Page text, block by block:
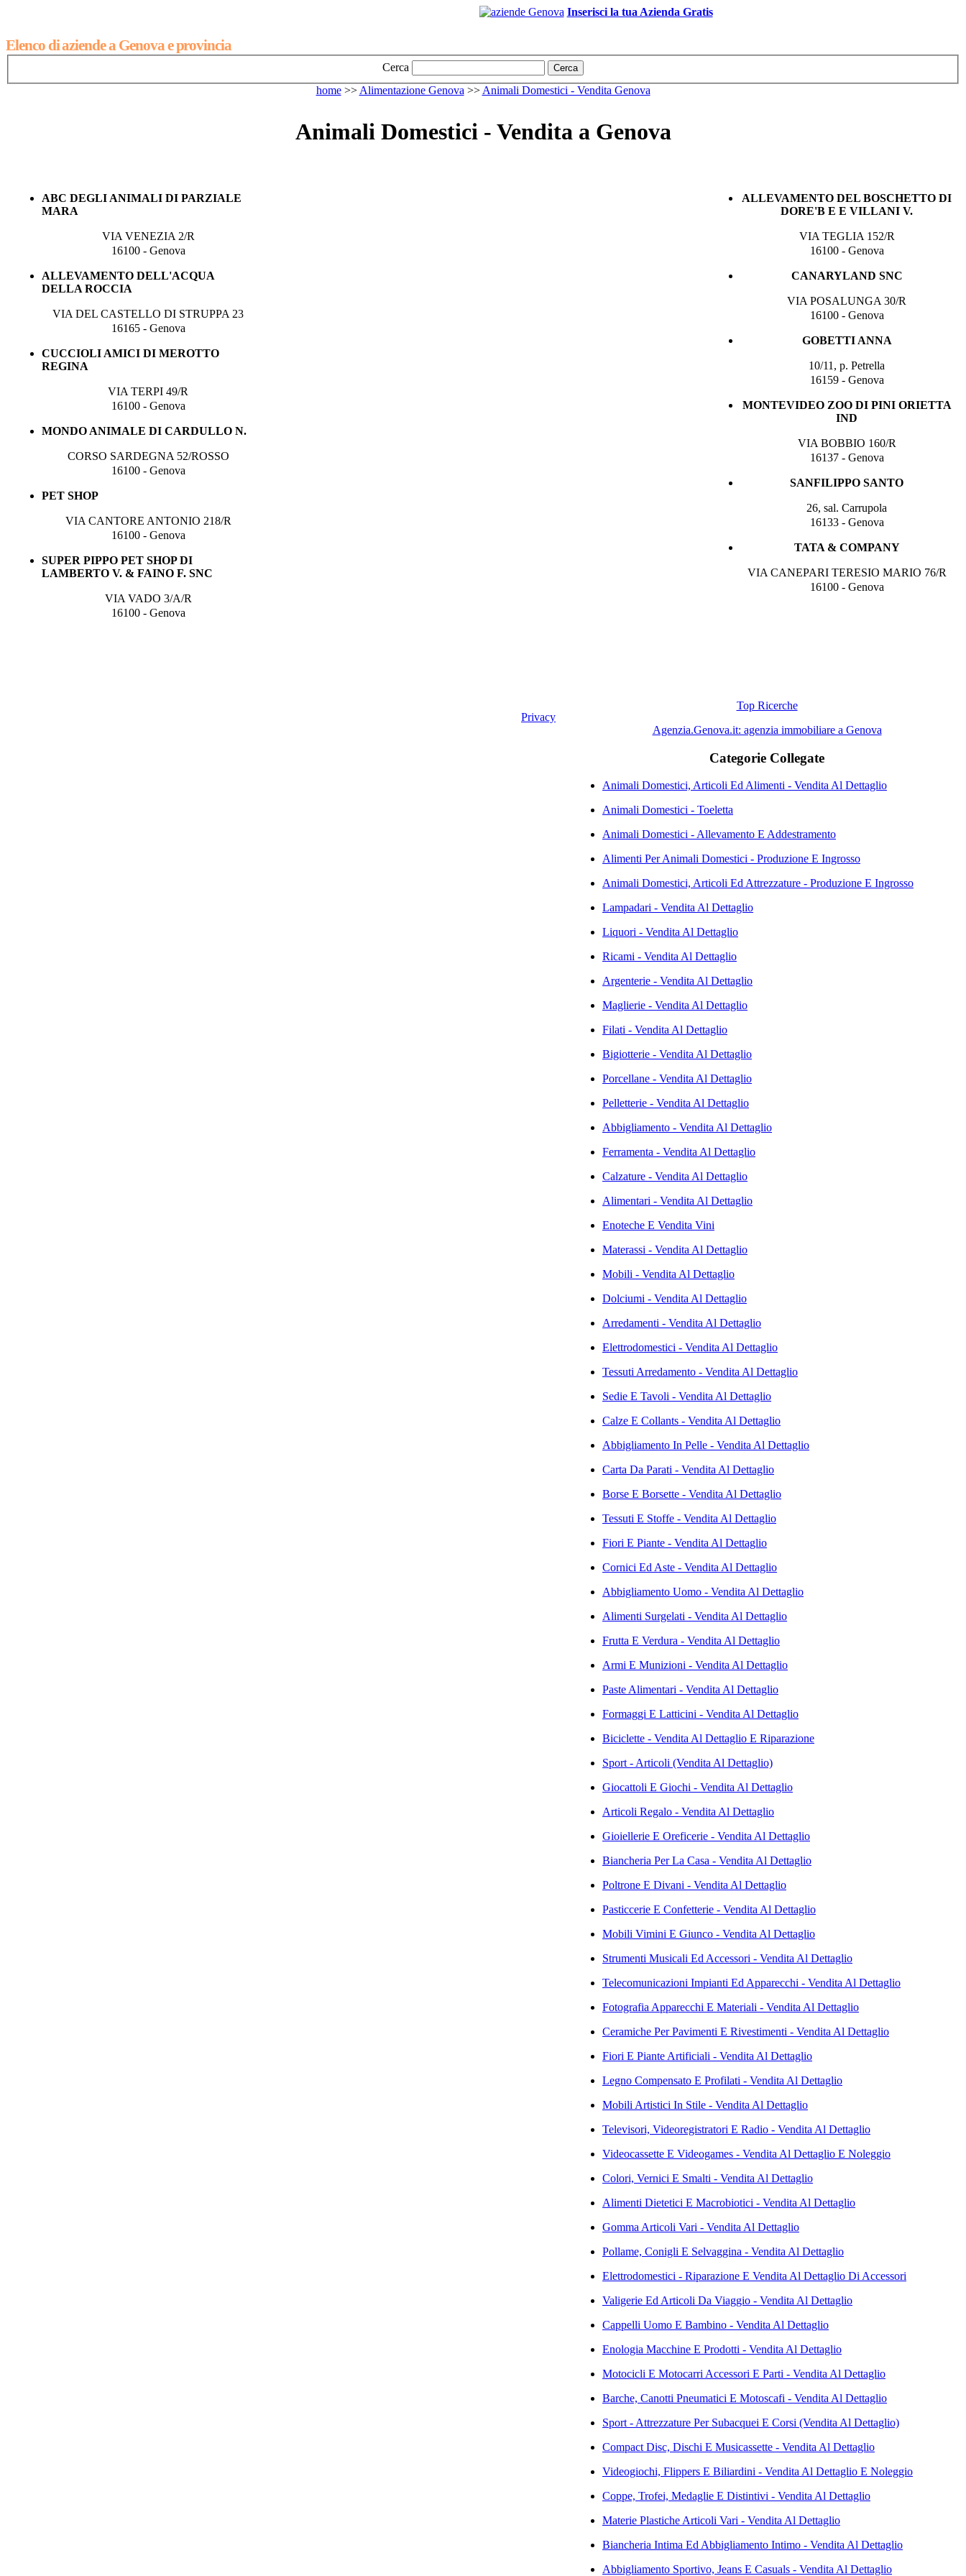
Elenco di aziende a Genova e provincia
Inserisci la tua Azienda Gratis
Cerca Cerca
home>> Alimentazione Genova >> Animali Domestici - Vendita Genova
Animali Domestici - Vendita a Genova
ABC DEGLI ANIMALI DI PARZIALE
MARA
VIA VENEZIA 2/R
16100 - Genova
ALLEVAMENTO DELL'ACQUA
DELLA ROCCIA
VIA DEL CASTELLO DI STRUPPA 23
16165 - Genova
CUCCIOLI AMICI DI MEROTTO
REGINA
VIA TERPI 49/R
16100 - Genova
MONDO ANIMALE DI CARDULLO N.
CORSO SARDEGNA 52/ROSSO
16100 - Genova
PET SHOP
VIA CANTORE ANTONIO 218/R
16100 - Genova
SUPER PIPPO PET SHOP DI
LAMBERTO V. & FAINO F. SNC
VIA VADO 3/A/R
16100 - Genova
ALLEVAMENTO DEL BOSCHETTO DI
DORE'B E E VILLANI V.
VIA TEGLIA 152/R
16100 - Genova
CANARYLAND SNC
VIA POSALUNGA 30/R
16100 - Genova
GOBETTI ANNA
10/11, p. Petrella
16159 - Genova
MONTEVIDEO ZOO DI PINI ORIETTA
IND
VIA BOBBIO 160/R
16137 - Genova
SANFILIPPO SANTO
26, sal. Carrupola
16133 - Genova
TATA & COMPANY
VIA CANEPARI TERESIO MARIO 76/R
16100 - Genova
Top Ricerche
Agenzia.Genova.it: agenzia immobiliare a Genova
Categorie Collegate
Animali Domestici, Articoli Ed Alimenti - Vendita Al Dettaglio
Animali Domestici - Toeletta
Animali Domestici - Allevamento E Addestramento
Alimenti Per Animali Domestici - Produzione E Ingrosso
Animali Domestici, Articoli Ed Attrezzature - Produzione E Ingrosso
Lampadari - Vendita Al Dettaglio
Liquori - Vendita Al Dettaglio
Ricami - Vendita Al Dettaglio
Argenterie - Vendita Al Dettaglio
Maglierie - Vendita Al Dettaglio
Filati - Vendita Al Dettaglio
Bigiotterie - Vendita Al Dettaglio
Porcellane - Vendita Al Dettaglio
Pelletterie - Vendita Al Dettaglio
Abbigliamento - Vendita Al Dettaglio
Ferramenta - Vendita Al Dettaglio
Calzature - Vendita Al Dettaglio
Alimentari - Vendita Al Dettaglio
Enoteche E Vendita Vini
Materassi - Vendita Al Dettaglio
Mobili - Vendita Al Dettaglio
Dolciumi - Vendita Al Dettaglio
Arredamenti - Vendita Al Dettaglio
Elettrodomestici - Vendita Al Dettaglio
Tessuti Arredamento - Vendita Al Dettaglio
Sedie E Tavoli - Vendita Al Dettaglio
Calze E Collants - Vendita Al Dettaglio
Abbigliamento In Pelle - Vendita Al Dettaglio
Carta Da Parati - Vendita Al Dettaglio
Borse E Borsette - Vendita Al Dettaglio
Tessuti E Stoffe - Vendita Al Dettaglio
Fiori E Piante - Vendita Al Dettaglio
Cornici Ed Aste - Vendita Al Dettaglio
Abbigliamento Uomo - Vendita Al Dettaglio
Alimenti Surgelati - Vendita Al Dettaglio
Frutta E Verdura - Vendita Al Dettaglio
Armi E Munizioni - Vendita Al Dettaglio
Paste Alimentari - Vendita Al Dettaglio
Formaggi E Latticini - Vendita Al Dettaglio
Biciclette - Vendita Al Dettaglio E Riparazione
Sport - Articoli (Vendita Al Dettaglio)
Giocattoli E Giochi - Vendita Al Dettaglio
Articoli Regalo - Vendita Al Dettaglio
Gioiellerie E Oreficerie - Vendita Al Dettaglio
Biancheria Per La Casa - Vendita Al Dettaglio
Poltrone E Divani - Vendita Al Dettaglio
Pasticcerie E Confetterie - Vendita Al Dettaglio
Mobili Vimini E Giunco - Vendita Al Dettaglio
Strumenti Musicali Ed Accessori - Vendita Al Dettaglio
Telecomunicazioni Impianti Ed Apparecchi - Vendita Al Dettaglio
Fotografia Apparecchi E Materiali - Vendita Al Dettaglio
Ceramiche Per Pavimenti E Rivestimenti - Vendita Al Dettaglio
Fiori E Piante Artificiali - Vendita Al Dettaglio
Legno Compensato E Profilati - Vendita Al Dettaglio
Mobili Artistici In Stile - Vendita Al Dettaglio
Televisori, Videoregistratori E Radio - Vendita Al Dettaglio
Videocassette E Videogames - Vendita Al Dettaglio E Noleggio
Colori, Vernici E Smalti - Vendita Al Dettaglio
Alimenti Dietetici E Macrobiotici - Vendita Al Dettaglio
Gomma Articoli Vari - Vendita Al Dettaglio
Pollame, Conigli E Selvaggina - Vendita Al Dettaglio
Elettrodomestici - Riparazione E Vendita Al Dettaglio Di Accessori
Valigerie Ed Articoli Da Viaggio - Vendita Al Dettaglio
Cappelli Uomo E Bambino - Vendita Al Dettaglio
Enologia Macchine E Prodotti - Vendita Al Dettaglio
Motocicli E Motocarri Accessori E Parti - Vendita Al Dettaglio
Barche, Canotti Pneumatici E Motoscafi - Vendita Al Dettaglio
Sport - Attrezzature Per Subacquei E Corsi (Vendita Al Dettaglio)
Compact Disc, Dischi E Musicassette - Vendita Al Dettaglio
Videogiochi, Flippers E Biliardini - Vendita Al Dettaglio E Noleggio
Coppe, Trofei, Medaglie E Distintivi - Vendita Al Dettaglio
Materie Plastiche Articoli Vari - Vendita Al Dettaglio
Biancheria Intima Ed Abbigliamento Intimo - Vendita Al Dettaglio
Abbigliamento Sportivo, Jeans E Casuals - Vendita Al Dettaglio
Privacy